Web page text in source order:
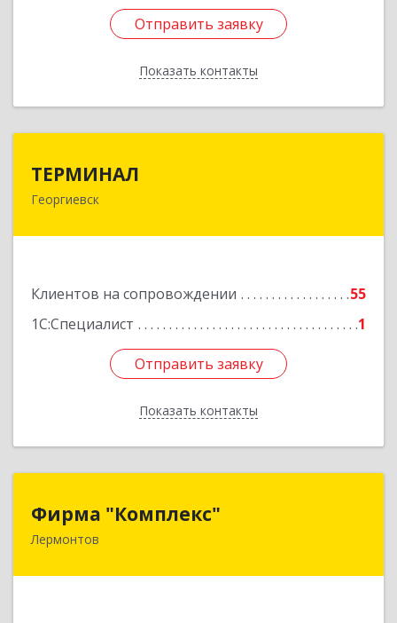
Отправить заявку
Показать контакты
Отправить заявку
Назад
ТЕРМИНАЛ
Георгиевск
Клиентов на сопровождении
55
1С:Специалист
1
Отправить заявку
Показать контакты
357820, Ставропольский край, Георгиевск г,
Отправить заявку
Назад
Фирма "Комплекс"
Лермонтов
357348, Ставропольский край, Лермонтов г,